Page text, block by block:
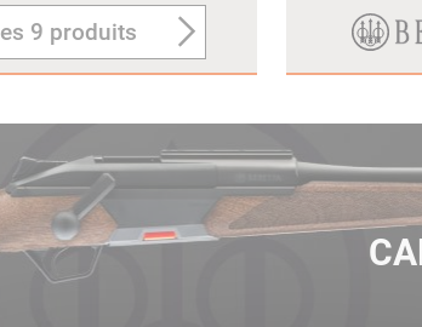
9 produits